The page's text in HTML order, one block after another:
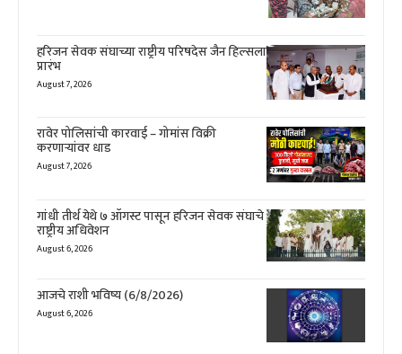
हरिजन सेवक संघाच्या राष्ट्रीय परिषदेस जैन हिल्सला
प्रारंभ
August 7, 2026
रावेर पोलिसांची कारवाई – गोमांस विक्री
करणाऱ्यांवर धाड
August 7, 2026
गांधी तीर्थ येथे ७ ऑगस्ट पासून हरिजन सेवक संघाचे
राष्ट्रीय अधिवेशन
August 6, 2026
आजचे राशी भविष्य (6/8/2026)
August 6, 2026